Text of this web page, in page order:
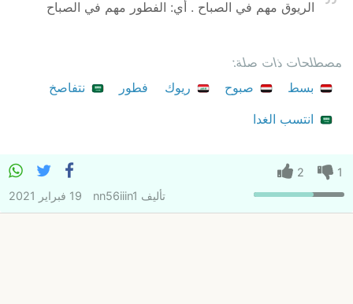
الريوق مهم في الصباح . أي: الفطور مهم في الصباح
مصطلحات ذات صلة:
بسط
صبوح ريوك فطور
نتفاصخ
انتسب الغدا
1
2
تأليف nn56iiin1 19 فبراير 2021